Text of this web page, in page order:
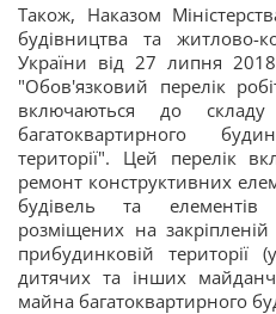
Також, Наказом
будівництва та житлово-
України від 27 липня
"Обов'язковий перелік
включаються до
багатоквартирного
території". Цей перелік
ремонт конструктивних
будівель та елементів
розміщених на
прибудинковій території
дитячих та інших
майна багатоквартирного